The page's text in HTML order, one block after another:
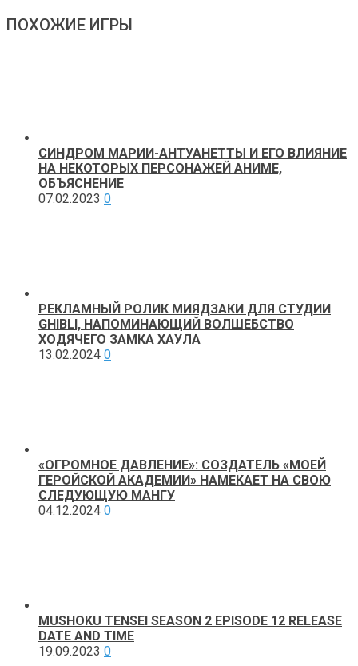
ПОХОЖИЕ ИГРЫ
СИНДРОМ МАРИИ-АНТУАНЕТТЫ И ЕГО ВЛИЯНИЕ
НА НЕКОТОРЫХ ПЕРСОНАЖЕЙ АНИМЕ,
ОБЪЯСНЕНИЕ
07.02.2023 0
РЕКЛАМНЫЙ РОЛИК МИЯДЗАКИ ДЛЯ СТУДИИ
GHIBLI, НАПОМИНАЮЩИЙ ВОЛШЕБСТВО
ХОДЯЧЕГО ЗАМКА ХАУЛА
13.02.2024 0
«ОГРОМНОЕ ДАВЛЕНИЕ»: СОЗДАТЕЛЬ «МОЕЙ
ГЕРОЙСКОЙ АКАДЕМИИ» НАМЕКАЕТ НА СВОЮ
СЛЕДУЮЩУЮ МАНГУ
04.12.2024 0
MUSHOKU TENSEI SEASON 2 EPISODE 12 RELEASE
DATE AND TIME
19.09.2023 0